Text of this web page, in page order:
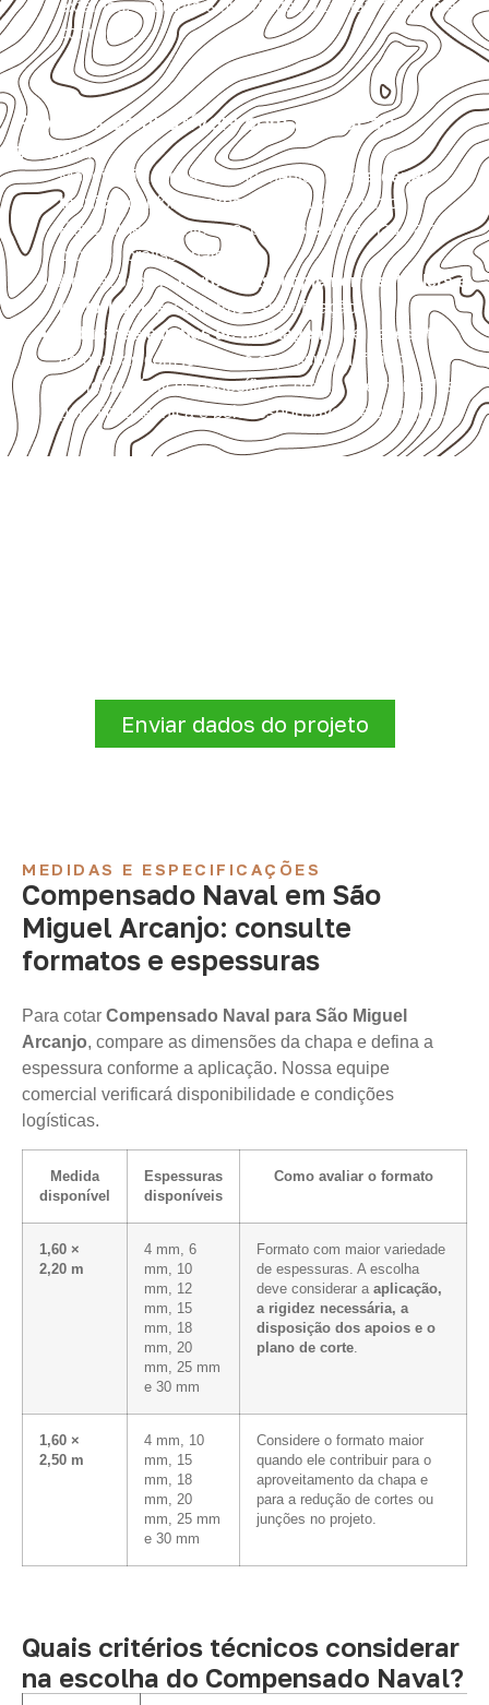
externas, estruturais ou sujeitas a contato frequente
com água.
Projetos compatíveis com avaliação
técnica
Móveis, divisórias e componentes de
marcenaria
técnica
, conforme exposição e acabamento.
Revestimentos internos, painéis e divisórias para
projetos profissionais.
Aplicações emcarrocerias, implementos, trailers e
motorhomes, conforme especificação.
Indústrias e linhas de montagem que necessitam
de chapas com formato e espessura definidos.
Projetos náuticos específicos, desde que validados
pela ficha técnica e pelo responsável pelo projeto.
Enviar dados do projeto
MEDIDAS E ESPECIFICAÇÕES
Compensado Naval em São
Miguel Arcanjo: consulte
formatos e espessuras
Para cotar Compensado Naval para São Miguel
Arcanjo, compare as dimensões da chapa e defina a
espessura conforme a aplicação. Nossa equipe
comercial verificará disponibilidade e condições
logísticas.
Medida
disponível
Espessuras
disponíveis
Como avaliar o formato
1,60 ×
2,20 m
4 mm, 6
mm, 10
mm, 12
mm, 15
mm, 18
mm, 20
mm, 25 mm
e 30 mm
Formato com maior variedade
de espessuras. A escolha
deve considerar a aplicação,
a rigidez necessária, a
disposição dos apoios e o
plano de corte.
1,60 ×
2,50 m
4 mm, 10
mm, 15
mm, 18
mm, 20
mm, 25 mm
e 30 mm
Considere o formato maior
quando ele contribuir para o
aproveitamento da chapa e
para a redução de cortes ou
junções no projeto.
Quais critérios técnicos considerar
na escolha do Compensado Naval?